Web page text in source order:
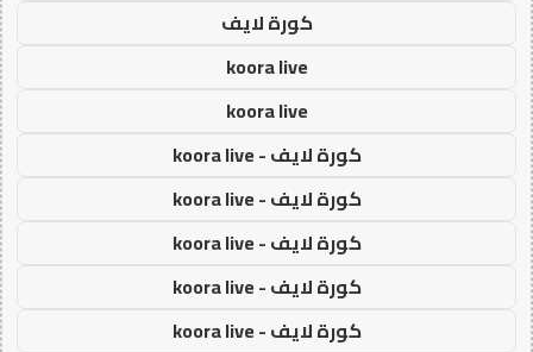
كورة لايف
koora live
koora live
كورة لايف - koora live
كورة لايف - koora live
كورة لايف - koora live
كورة لايف - koora live
كورة لايف - koora live